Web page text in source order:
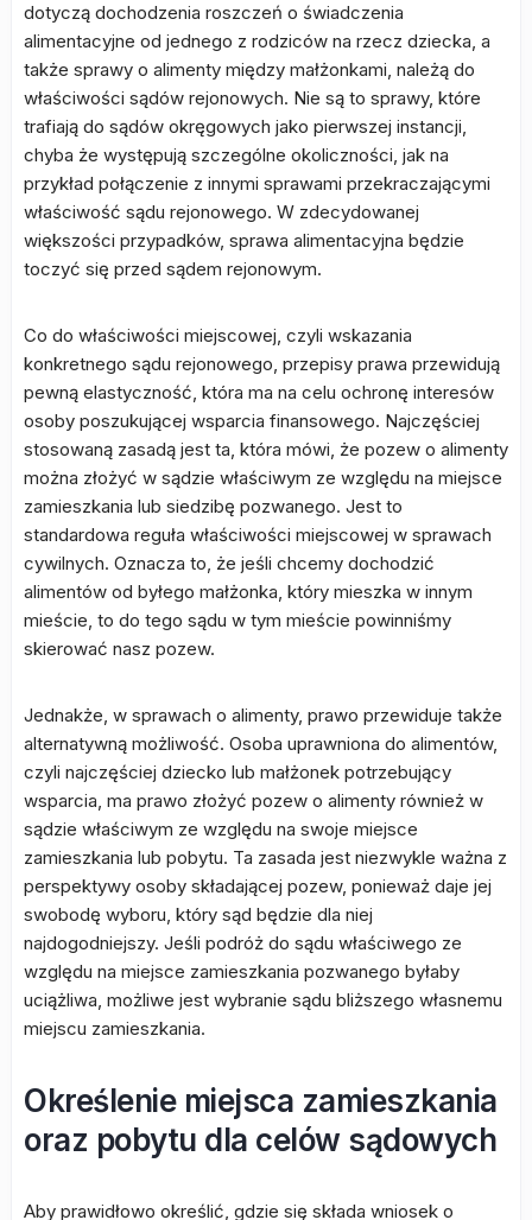
dotyczą dochodzenia roszczeń o świadczenia
alimentacyjne od jednego z rodziców na rzecz dziecka, a
także sprawy o alimenty między małżonkami, należą do
właściwości sądów rejonowych. Nie są to sprawy, które
trafiają do sądów okręgowych jako pierwszej instancji,
chyba że występują szczególne okoliczności, jak na
przykład połączenie z innymi sprawami przekraczającymi
właściwość sądu rejonowego. W zdecydowanej
większości przypadków, sprawa alimentacyjna będzie
toczyć się przed sądem rejonowym.
Co do właściwości miejscowej, czyli wskazania
konkretnego sądu rejonowego, przepisy prawa przewidują
pewną elastyczność, która ma na celu ochronę interesów
osoby poszukującej wsparcia finansowego. Najczęściej
stosowaną zasadą jest ta, która mówi, że pozew o alimenty
można złożyć w sądzie właściwym ze względu na miejsce
zamieszkania lub siedzibę pozwanego. Jest to
standardowa reguła właściwości miejscowej w sprawach
cywilnych. Oznacza to, że jeśli chcemy dochodzić
alimentów od byłego małżonka, który mieszka w innym
mieście, to do tego sądu w tym mieście powinniśmy
skierować nasz pozew.
Jednakże, w sprawach o alimenty, prawo przewiduje także
alternatywną możliwość. Osoba uprawniona do alimentów,
czyli najczęściej dziecko lub małżonek potrzebujący
wsparcia, ma prawo złożyć pozew o alimenty również w
sądzie właściwym ze względu na swoje miejsce
zamieszkania lub pobytu. Ta zasada jest niezwykle ważna z
perspektywy osoby składającej pozew, ponieważ daje jej
swobodę wyboru, który sąd będzie dla niej
najdogodniejszy. Jeśli podróż do sądu właściwego ze
względu na miejsce zamieszkania pozwanego byłaby
uciążliwa, możliwe jest wybranie sądu bliższego własnemu
miejscu zamieszkania.
Określenie miejsca zamieszkania
oraz pobytu dla celów sądowych
Aby prawidłowo określić, gdzie się składa wniosek o